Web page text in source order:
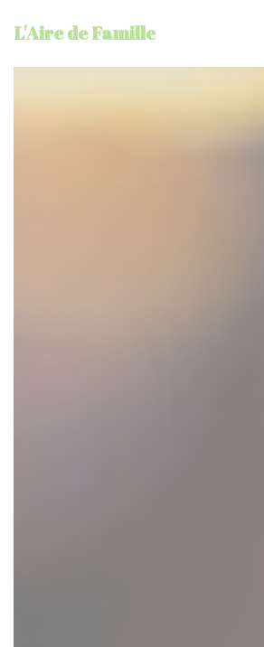
L'Aire de Famille